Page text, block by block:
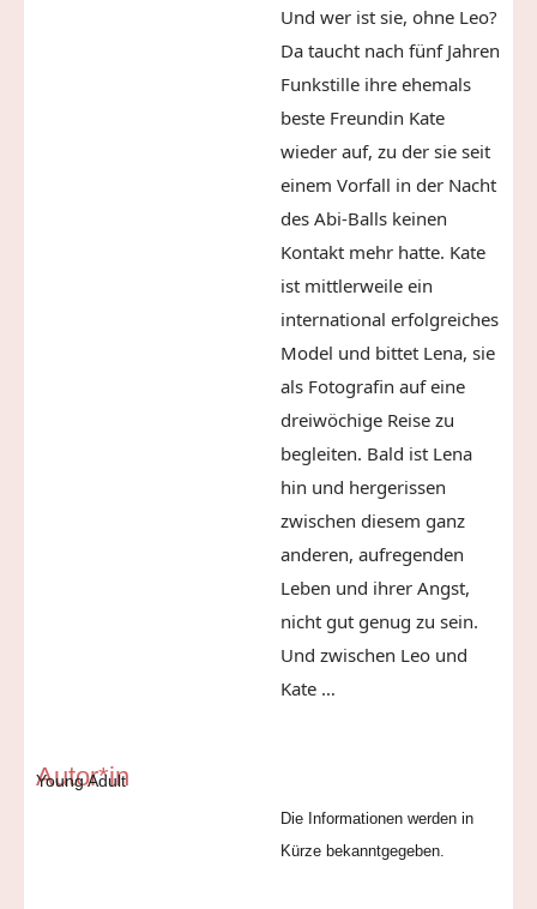
Und wer ist sie, ohne Leo?
Da taucht nach fünf Jahren
Funkstille ihre ehemals
beste Freundin Kate
wieder auf, zu der sie seit
einem Vorfall in der Nacht
des Abi-Balls keinen
Kontakt mehr hatte. Kate
ist mittlerweile ein
international erfolgreiches
Model und bittet Lena, sie
als Fotografin auf eine
dreiwöchige Reise zu
begleiten. Bald ist Lena
hin und hergerissen
zwischen diesem ganz
anderen, aufregenden
Leben und ihrer Angst,
nicht gut genug zu sein.
Und zwischen Leo und
Kate …
Autor*in
Young Adult
Die Informationen werden in
Kürze bekanntgegeben.